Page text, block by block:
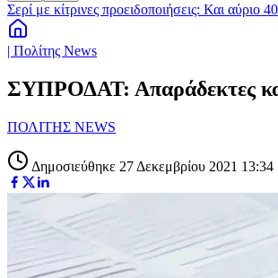
Σερί με κίτρινες προειδοποιήσεις: Και αύριο
| Πολίτης News
ΣΥΠΡΟΔΑΤ: Απαράδεκτες και
ΠΟΛΙΤΗΣ NEWS
Δημοσιεύθηκε 27 Δεκεμβρίου 2021 13:34